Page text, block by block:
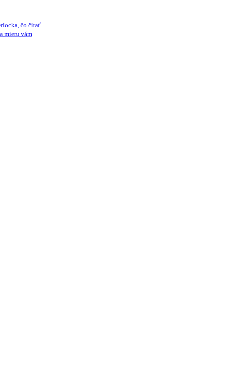
čo čítať
mieru vám